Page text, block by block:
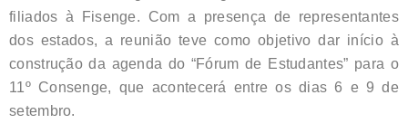
filiados à Fisenge. Com a presença de representantes
dos estados, a reunião teve como objetivo dar início à
construção da agenda do “Fórum de Estudantes” para o
11º Consenge, que acontecerá entre os dias 6 e 9 de
setembro.